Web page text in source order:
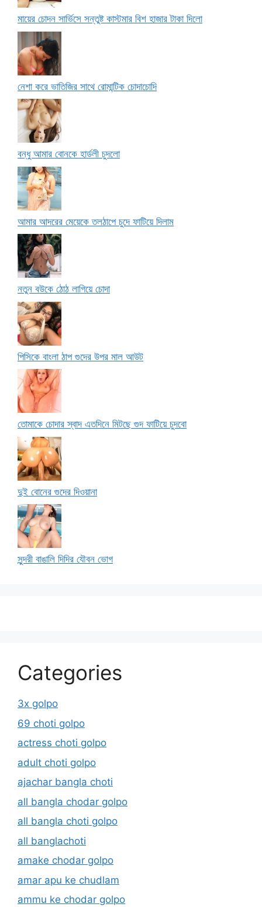
মায়ের চোদন সার্ভিসে সন্তুষ্ট কাস্টমার বিশ হাজার টাকা দিলো
নেশা করে ভাতিজির সাথে রোমান্টিক চোদাচোদি
বন্ধু আমার বোনকে হার্ডলী চুদলো
আমার আদরের মেয়েকে তলঠাপে চুদে ফাটিয়ে দিলাম
নতুন বউকে ঠোঠ লাগিয়ে চোদা
পিসিকে বাংলা ঠাপ গুদের উপর মাল আউট
তোমাকে চোদার স্বাদ এতদিনে মিটছে গুদ ফাটিয়ে চুদবো
দুই বোনের গুদের দিওয়ানা
সুন্দরী বাঙালি দিদির যৌবন ভোগ
Categories
3x golpo
69 choti golpo
actress choti golpo
adult choti golpo
ajachar bangla choti
all bangla chodar golpo
all bangla choti golpo
all banglachoti
amake chodar golpo
amar apu ke chudlam
ammu ke chodar golpo